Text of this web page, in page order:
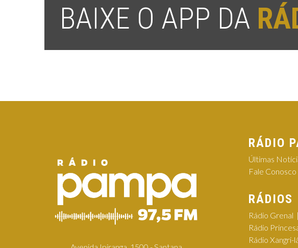
BAIXE O APP DA
RÁDIO
Últimas
Fale Conosco
RÁDIOS
Rádio Grenal
Rádio
Rádio Xangri-